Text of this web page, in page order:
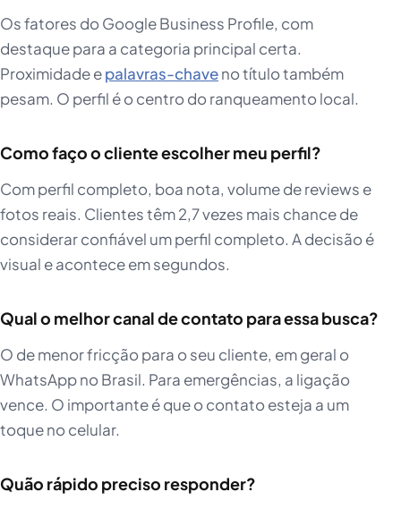
Os fatores do Google Business Profile, com
destaque para a categoria principal certa.
Proximidade epalavras-chaveno título também
pesam. O perfil é o centro do ranqueamento local.
Como faço o cliente escolher meu perfil?
Com perfil completo, boa nota, volume de reviews e
fotos reais. Clientes têm 2,7 vezes mais chance de
considerar confiável um perfil completo. A decisão é
visual e acontece em segundos.
Qual o melhor canal de contato para essa busca?
O de menor fricção para o seu cliente, em geral o
WhatsApp no Brasil. Para emergências, a ligação
vence. O importante é que o contato esteja a um
toque no celular.
Quão rápido preciso responder?